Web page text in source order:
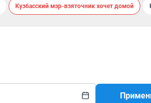
Кузбасский мэр-взяточник хочет домой